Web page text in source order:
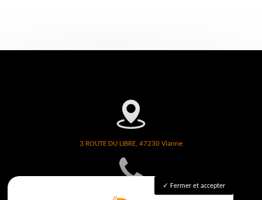
3 ROUTE DU LIBRE, 47230 Vianne
06 26 06 13 88
Fermer et accepter